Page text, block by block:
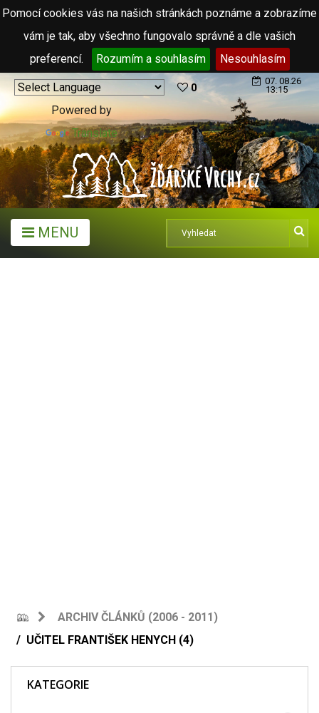
Pomocí cookies vás na našich stránkách poznáme a zobrazíme
vám je tak, aby všechno fungovalo správně a dle vašich
preferencí.
Rozumím a souhlasím Nesouhlasím
Powered by
Translate
0
07. 08.26
13:15
MENU
ARCHIV ČLÁNKŮ (2006 - 2011)
UČITEL FRANTIŠEK HENYCH (4)
KATEGORIE